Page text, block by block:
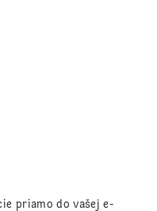
priamo do vašej e-